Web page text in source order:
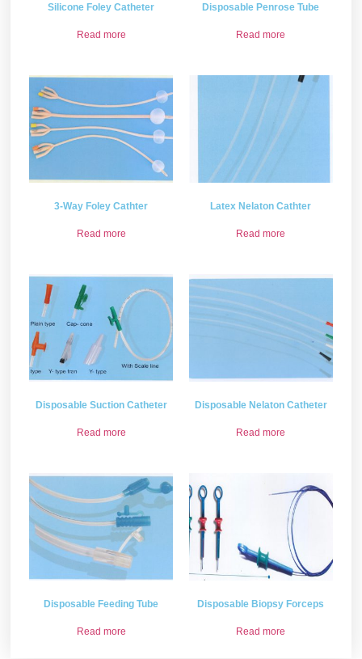
Silicone Foley Catheter
Read more
Disposable Penrose Tube
Read more
3-Way Foley Cathter
Read more
Latex Nelaton Cathter
Read more
Disposable Suction Catheter
Read more
Disposable Nelaton Catheter
Read more
Disposable Feeding Tube
Read more
Disposable Biopsy Forceps
Read more